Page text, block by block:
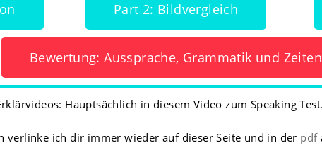
Part 2: Bildvergleich
Bewertung: Aussprache, Grammatik und Zeiten
Hauptsächlich in diesem Video zum Speaking Test.
verlinke ich dir immer wieder auf dieser Seite und in der pdf